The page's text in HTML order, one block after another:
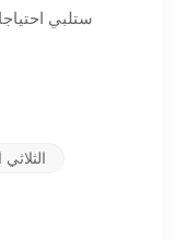
ستلبي